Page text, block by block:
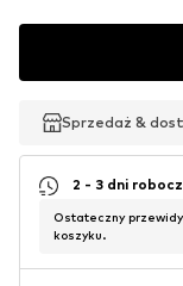
Sprzedaż &
Sprzedaż &
Sprzedaż &
2 - 3 dni
Ostateczny
koszyku.